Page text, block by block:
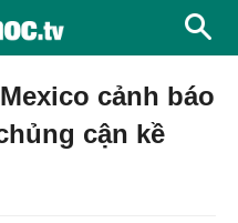
cảnh báo
cận kề